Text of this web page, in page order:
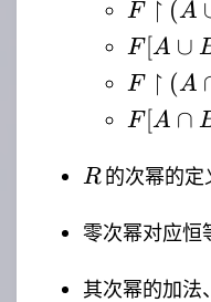
F
(A
A \cup
B
F ↾ (A
F[A
\cup
B] =
F[A]
F[B]
F [A ∪
F
(A
A \cap
B
F ↾ (A
F[A
F[B]
F [A ∩
R
R的次幂的定
零次幂对应恒
其次幂的加法